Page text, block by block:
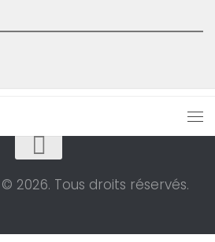
2026. Tous droits réservés.